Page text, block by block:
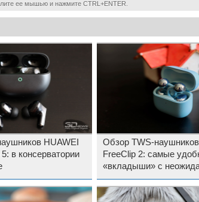
ее мышью и нажмите CTRL+ENTER.
HUAWEI
в консерватории
Обзор TWS-наушников
FreeClip 2: самые
«вкладыши» с
мощным звуком